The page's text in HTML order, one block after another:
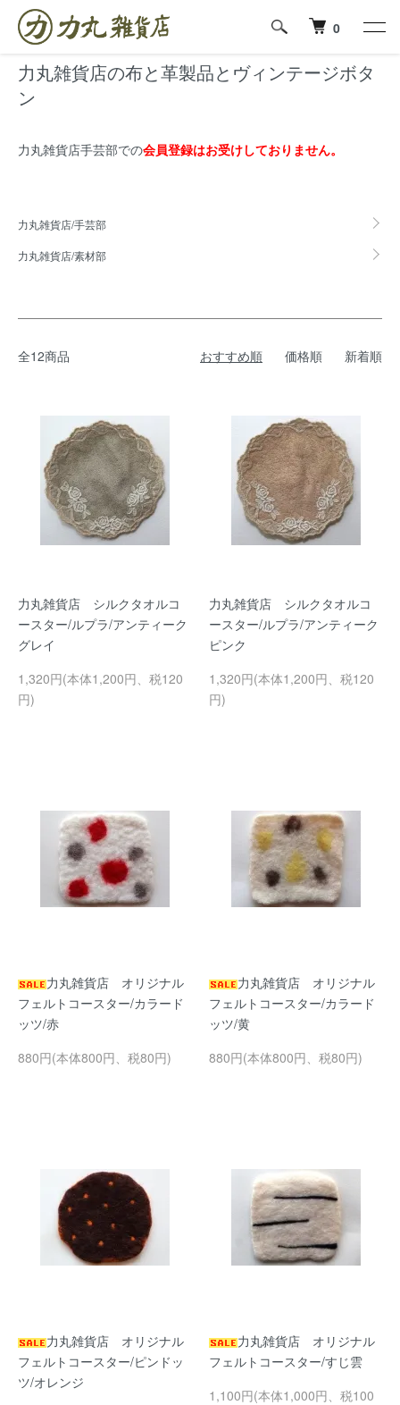
0
ホーム 力丸雑貨店の布と革製品とヴィンテージボタン
力丸雑貨店の布と革製品とヴィンテージボタ
ン
力丸雑貨店手芸部での会員登録はお受けしておりません。
カテゴリー一覧
力丸雑貨店/手芸部
力丸雑貨店/素材部
全12商品 おすすめ順 価格順 新着順
力丸雑貨店 シルクタオルコ
ースター/ルプラ/アンティーク
グレイ
1,320円(本体1,200円、税120
円)
力丸雑貨店 シルクタオルコ
ースター/ルプラ/アンティーク
ピンク
1,320円(本体1,200円、税120
円)
力丸雑貨店 オリジナル
フェルトコースター/カラード
ッツ/赤
880円(本体800円、税80円)
力丸雑貨店 オリジナル
フェルトコースター/カラード
ッツ/黄
880円(本体800円、税80円)
力丸雑貨店 オリジナル
フェルトコースター/ピンドッ
ツ/オレンジ
力丸雑貨店 オリジナル
フェルトコースター/すじ雲
1,100円(本体1,000円、税100